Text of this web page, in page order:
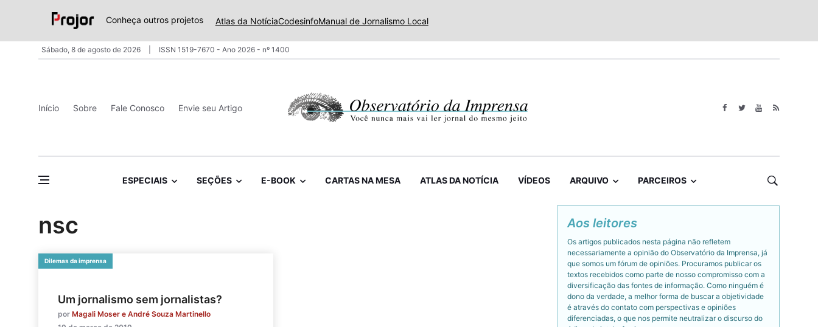
Conheça outros projetos Atlas da NotíciaCodesinfoManual de Jornalismo Local
Sábado, 8 de agosto de 2026 ISSN 1519-7670 - Ano 2026 - nº 1400
Início Sobre Fale Conosco Envie seu Artigo
ESPECIAIS SEÇÕES E-BOOK CARTAS NA MESA ATLAS DA NOTÍCIA VÍDEOS ARQUIVO PARCEIROS
nsc
Dilemas da imprensa
Um jornalismo sem jornalistas?
por Magali Moser e André Souza Martinello
Aos leitores
Os artigos publicados nesta página não refletem
necessariamente a opinião do Observatório da Imprensa, já
que somos um fórum de opiniões. Procuramos publicar os
textos recebidos como parte de nosso compromisso com a
diversificação das fontes de informação. Como ninguém é
dono da verdade, a melhor forma de buscar a objetividade
é através do contato com perspectivas e opiniões
diferenciadas, o que nos permite neutralizar o discurso do